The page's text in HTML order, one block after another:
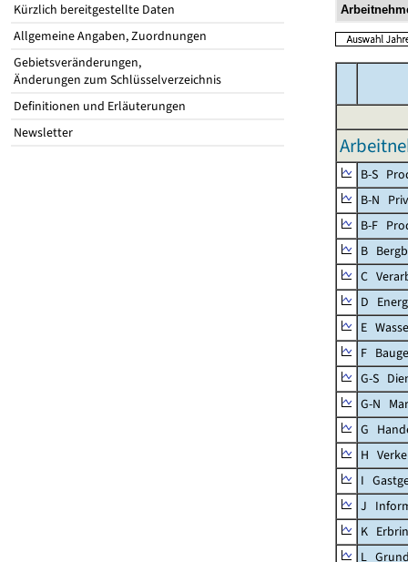
Kürzlich bereitgestellte Daten
Allgemeine Angaben, Zuordnungen
Gebietsveränderungen,
Änderungen zum Schlüsselverzeichnis
Definitionen und Erläuterungen
Newsletter
B-S
B-N
B-F
B
C
D
E
F
G-S
G-N
G
H
I
J
K
L